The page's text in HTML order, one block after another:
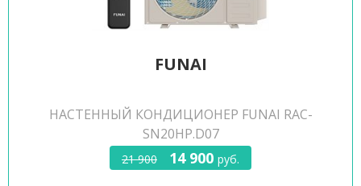
FUNAI
НАСТЕННЫЙ КОНДИЦИОНЕР FUNAI RAC-
SN20HP.D07
21 900 14 900 руб.